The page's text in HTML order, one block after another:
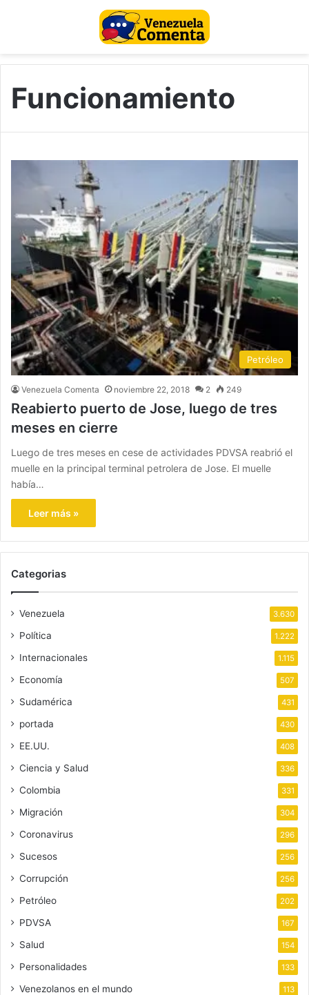
Funcionamiento
Petróleo
Venezuela Comenta noviembre 22, 2018 2 249
Reabierto puerto de Jose, luego de tres
meses en cierre
Luego de tres meses en cese de actividades PDVSA reabrió el
muelle en la principal terminal petrolera de Jose. El muelle
había…
Leer más »
Categorias
Venezuela 3.630
Política 1.222
Internacionales 1.115
Economía 507
Sudamérica 431
portada 430
EE.UU. 408
Ciencia y Salud 336
Colombia 331
Migración 304
Coronavirus 296
Sucesos 256
Corrupción 256
Petróleo 202
PDVSA 167
Salud 154
Personalidades 133
Venezolanos en el mundo 113